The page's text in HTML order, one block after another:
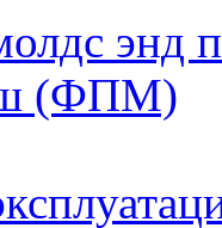
энд
(ФПМ)